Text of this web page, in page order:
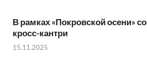
В рамках «Покровской осени»
кросс-кантри
15.11.2025